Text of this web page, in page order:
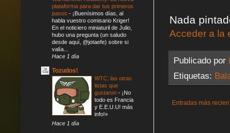
Nada
Acceder a la
Publicado por
Etiquetas:
Entradas más
plataforma para dar tus primeros
pasos - ¡Buenísimos días, al
habla vuestro comisario Kriger!
En el noticiero miniaturil de Julio,
hubo una pregunta (un saludo
desde aquí, @jotaefe) sobre si
valía...
Hace 1 día
Tozudos!
WTC: las otras
listas que
gustaron - ¡No
todo es Francia
y E.E.U.U! más
info!»
Hace 1 día